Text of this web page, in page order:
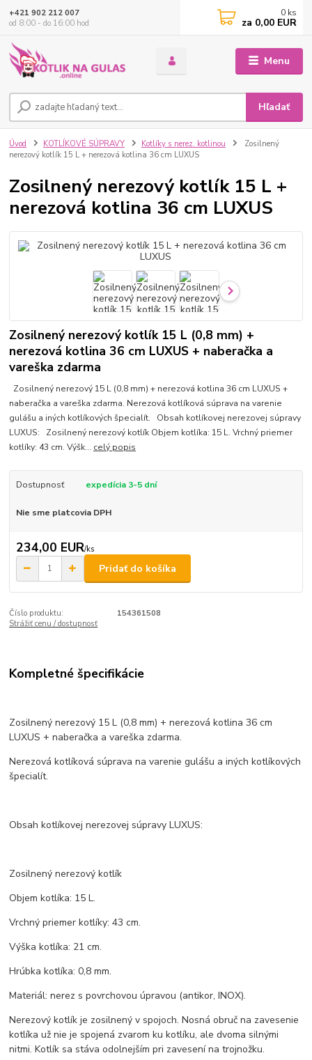
Menu
Hľadať
+421 902 212 007
od 8:00 - do 16:00 hod
0 ks
za 0,00 EUR
Úvod KOTLÍKOVÉ SÚPRAVY Kotlíky s nerez. kotlinou
Zosilnený
nerezový kotlík 15 L + nerezová kotlina 36 cm LUXUS
Zosilnený nerezový kotlík 15 L +
nerezová kotlina 36 cm LUXUS
Zosilnený nerezový kotlík 15 L (0,8 mm) +
nerezová kotlina 36 cm LUXUS + naberačka a
vareška zdarma
Zosilnený nerezový 15 L (0,8 mm) + nerezová kotlina 36 cm LUXUS +
naberačka a vareška zdarma. Nerezová kotlíková súprava na varenie
gulášu a iných kotlíkových špecialít. Obsah kotlíkovej nerezovej súpravy
LUXUS: Zosilnený nerezový kotlík Objem kotlíka: 15 L. Vrchný priemer
kotlíky: 43 cm. Výšk... celý popis
Dostupnosť expedícia 3-5 dní
Nie sme platcovia DPH
234,00 EUR/ks
Pridať do košíka
Číslo produktu:
154361508
Strážiť cenu / dostupnosť
Kompletné špecifikácie
Zosilnený nerezový 15 L (0,8 mm) + nerezová kotlina 36 cm
LUXUS + naberačka a vareška zdarma.
Nerezová kotlíková súprava na varenie gulášu a iných kotlíkových
špecialít.
Obsah kotlíkovej nerezovej súpravy LUXUS:
Zosilnený nerezový kotlík
Objem kotlíka: 15 L.
Vrchný priemer kotlíky: 43 cm.
Výška kotlíka: 21 cm.
Hrúbka kotlíka: 0,8 mm.
Materiál: nerez s povrchovou úpravou (antikor, INOX).
Nerezový kotlík je zosilnený v spojoch. Nosná obruč na zavesenie
kotlíka už nie je spojená zvarom ku kotlíku, ale dvoma silnými
nitmi. Kotlík sa stáva odolnejším pri zavesení na trojnožku.